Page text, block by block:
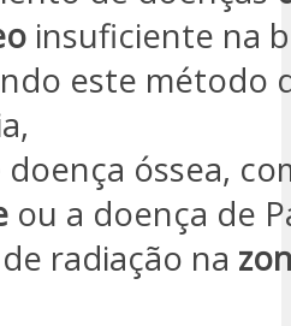
insuficiente na
este método
óssea,
ou a doença de
radiação na